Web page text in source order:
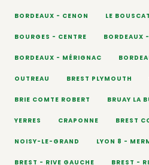
BORDEAUX - CENON LE BOUSCAT
BOURGES - CENTRE BORDEAUX
BORDEAUX - MÉRIGNAC
OUTREAU BREST PLYMOUTH
BRIE COMTE ROBERT BRUAY LA
YERRES CRAPONNE BREST
NOISY-LE-GRAND LYON 8 -
BREST - RIVE GAUCHE BREST -